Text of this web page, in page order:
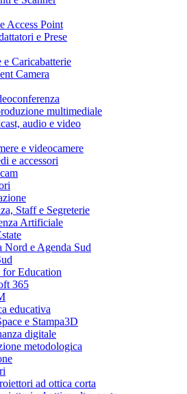
Access Point
e Prese
e Caricabatterie
Camera
multimediale
audio e video
e videocamere
e accessori
Staff e Segreterie
Artificiale
Nord e Agenda Sud
for Education
365
educativa
e Stampa3D
digitale
metodologica
ad ottica corta